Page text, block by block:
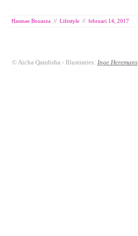
Hassnae Bouazza // Lifestyle // februari 14, 2017
© Aicha Qandisha - Illustraties: Inge Heremans